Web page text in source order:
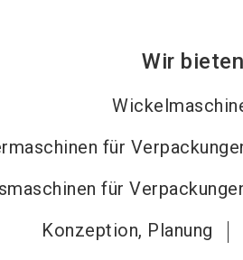
Wir bieten
für
für
Konzeption, Planung